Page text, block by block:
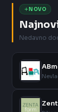
NOVO
Nedavno